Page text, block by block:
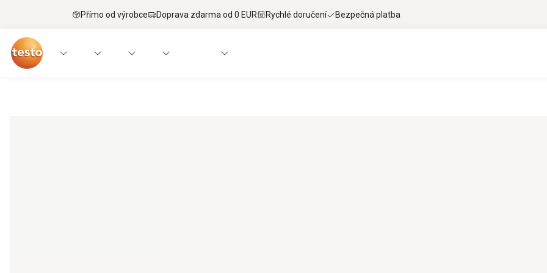
Přímo od výrobce Doprava zdarma od 0 EUR Rychlé doručení Bezpečná platba